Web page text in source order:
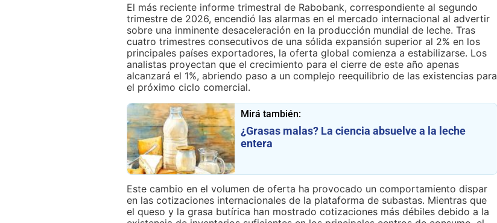
El más reciente informe trimestral de Rabobank, correspondiente al segundo
trimestre de 2026, encendió las alarmas en el mercado internacional al advertir
sobre una inminente desaceleración en la producción mundial de leche. Tras
cuatro trimestres consecutivos de una sólida expansión superior al 2% en los
principales países exportadores, la oferta global comienza a estabilizarse. Los
analistas proyectan que el crecimiento para el cierre de este año apenas
alcanzará el 1%, abriendo paso a un complejo reequilibrio de las existencias para
el próximo ciclo comercial.
Mirá también:
¿Grasas malas? La ciencia absuelve a la leche
entera
Este cambio en el volumen de oferta ha provocado un comportamiento dispar
en las cotizaciones internacionales de la plataforma de subastas. Mientras que
el queso y la grasa butírica han mostrado cotizaciones más débiles debido a la